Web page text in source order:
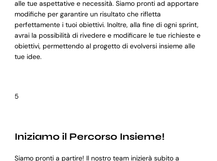
alle tue aspettative e necessità. Siamo pronti ad apportare
modifiche per garantire un risultato che rifletta
perfettamente i tuoi obiettivi. Inoltre, alla fine di ogni sprint,
avrai la possibilità di rivedere e modificare le tue richieste e
obiettivi, permettendo al progetto di evolversi insieme alle
tue idee.
5
Iniziamo il Percorso Insieme!
Siamo pronti a partire! Il nostro team inizierà subito a